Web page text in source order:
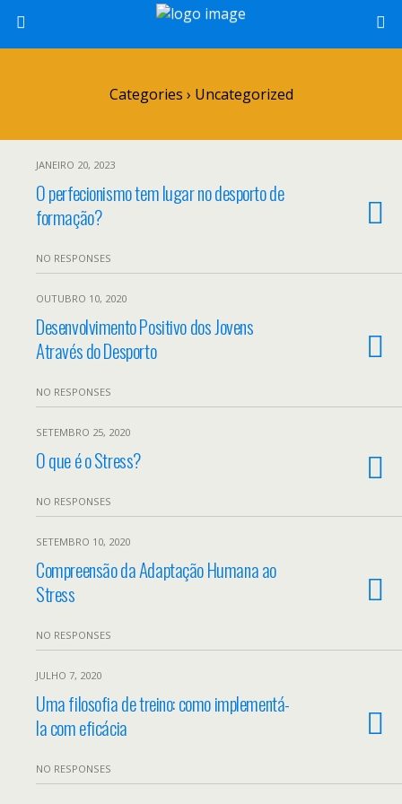
Categories › Uncategorized
JANEIRO 20, 2023
O perfecionismo tem lugar no desporto de
formação?
NO RESPONSES
OUTUBRO 10, 2020
Desenvolvimento Positivo dos Jovens
Através do Desporto
NO RESPONSES
SETEMBRO 25, 2020
O que é o Stress?
NO RESPONSES
SETEMBRO 10, 2020
Compreensão da Adaptação Humana ao
Stress
NO RESPONSES
JULHO 7, 2020
Uma filosofia de treino: como implementá-
la com eficácia
NO RESPONSES